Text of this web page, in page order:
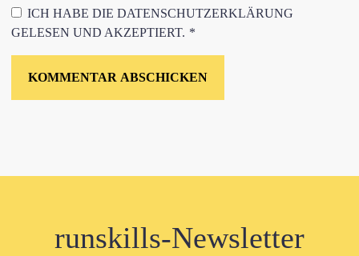
ICH HABE DIE DATENSCHUTZERKLÄRUNG
GELESEN UND AKZEPTIERT. *
runskills-Newsletter